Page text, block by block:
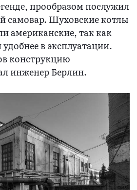
прообразом послужил
самовар. Шуховские котлы
американские, так как
в эксплуатации.
конструкцию
инженер Берлин.